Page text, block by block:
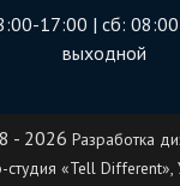
17:00 | сб:
выходной
- 2026 Разработка
студия «Tell Different»,